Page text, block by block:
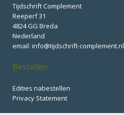
Tijdschrift Complement
Reeperf 31
4824 GG Breda
Nederland
email: info@tijdschrift-complement.nl
Bestellen
Edities nabestellen
Privacy Statement